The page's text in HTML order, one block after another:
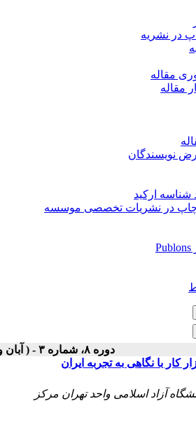
در نشریه
مقاله
مقاله
نویسندگان
شناسه ارکید
چاپ در نشریات تخصصی موسسه
دوره ۸، شماره ۳ - ( آبان و آذر ۱۳۸۲ )
کار با نگاهی به تجربه ایران
آزاد اسلامی ‌واحد تهران مرکز